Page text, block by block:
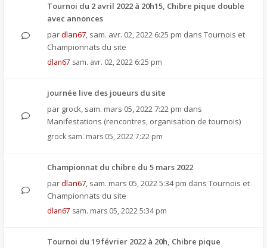
Tournoi du 2 avril 2022 à 20h15, Chibre pique double
avec annonces
pardlan67, sam. avr. 02, 2022 6:25 pm dans Tournois et
Championnats du site
dlan67 sam. avr. 02, 2022 6:25 pm
journée live des joueurs du site
par grock, sam. mars 05, 2022 7:22 pm dans
Manifestations (rencontres, organisation de tournois)
grock sam. mars 05, 2022 7:22 pm
Championnat du chibre du 5 mars 2022
pardlan67, sam. mars 05, 2022 5:34 pm dans Tournois et
Championnats du site
dlan67 sam. mars 05, 2022 5:34 pm
Tournoi du 19 février 2022 à 20h, Chibre pique